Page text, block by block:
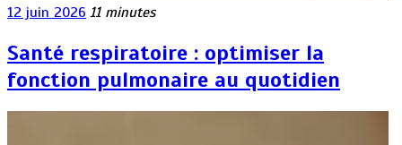
12 juin 2026 11 minutes
Santé respiratoire : optimiser la
fonction pulmonaire au quotidien